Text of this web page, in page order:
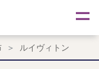
ルイヴィトン